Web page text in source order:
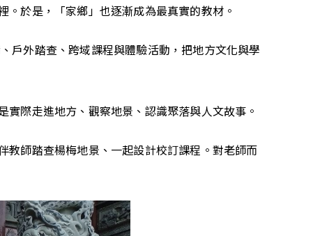
於是，「家鄉」也逐漸成為最真實的教材。
戶外踏查、跨域課程與體驗活動，把地方文化與學
際走進地方、觀察地景、認識聚落與人文故事。
教師踏查楊梅地景、一起設計校訂課程。對老師而